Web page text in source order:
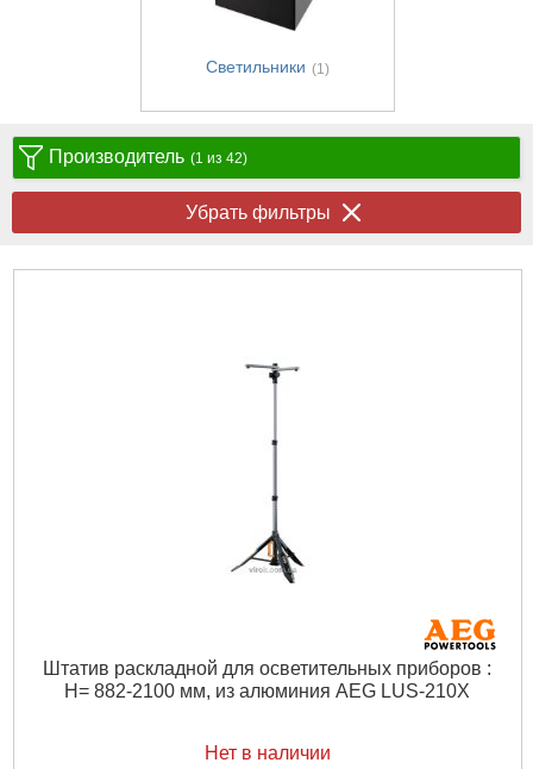
Светильники (1)
Производитель (1 из 42)
Убрать фильтры
Штатив раскладной для осветительных приборов :
H= 882-2100 мм, из алюминия AEG LUS-210X
Нет в наличии